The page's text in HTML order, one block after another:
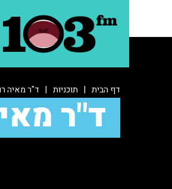
דף הבית | תוכניות | ד"ר מאיה
ד"ר